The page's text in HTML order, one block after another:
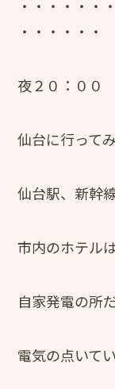
・・・・・・
・・・・・・
夜２０：００
仙台に行って
仙台駅、新幹
市内のホテル
自家発電の所
電気の点いて